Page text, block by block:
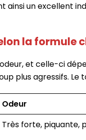
ainsi un excellent
la formule
et celle-ci
plus agressifs.
Odeur
Très forte, piquante,